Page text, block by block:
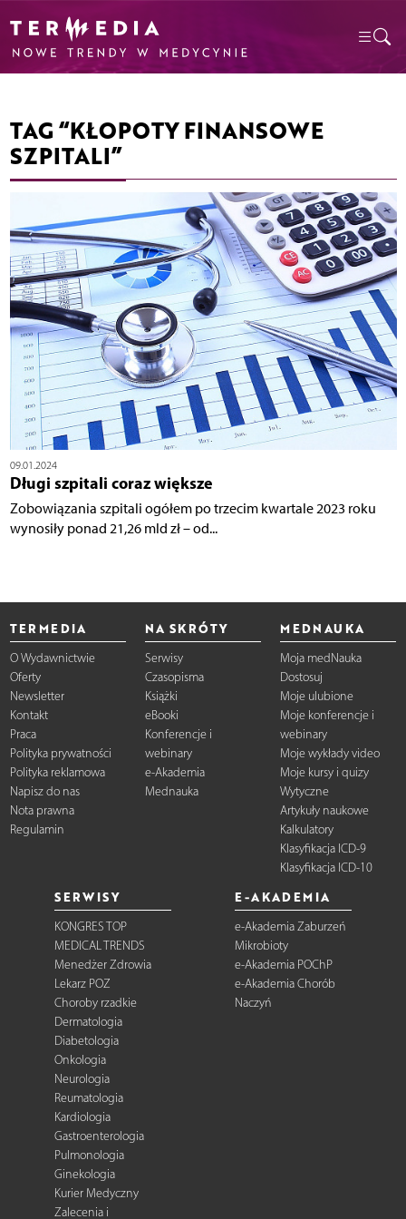
TAG “KŁOPOTY FINANSOWE
SZPITALI”
09.01.2024
Długi szpitali coraz większe
Zobowiązania szpitali ogółem po trzecim kwartale 2023 roku
wynosiły ponad 21,26 mld zł – od...
TERMEDIA
O Wydawnictwie
Oferty
Newsletter
Kontakt
Praca
Polityka prywatności
Polityka reklamowa
Napisz do nas
Nota prawna
Regulamin
NA SKRÓTY
Serwisy
Czasopisma
Książki
eBooki
Konferencje i
webinary
e-Akademia
Mednauka
MEDNAUKA
Moja medNauka
Dostosuj
Moje ulubione
Moje konferencje i
webinary
Moje wykłady video
Moje kursy i quizy
Wytyczne
Artykuły naukowe
Kalkulatory
Klasyfikacja ICD-9
Klasyfikacja ICD-10
SERWISY
KONGRES TOP
MEDICAL TRENDS
Menedżer Zdrowia
Lekarz POZ
Choroby rzadkie
Dermatologia
Diabetologia
Onkologia
Neurologia
Reumatologia
Kardiologia
Gastroenterologia
Pulmonologia
Ginekologia
Kurier Medyczny
Zalecenia i
E-AKADEMIA
e-Akademia Zaburzeń
Mikrobioty
e-Akademia POChP
e-Akademia Chorób
Naczyń